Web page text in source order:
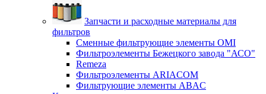
Запчасти и расходные материалы для
фильтров
Сменные фильтрующие элементы OMI
Фильтроэлементы Бежецкого завода "АСО"
Remeza
Фильтроэлементы ARIACOM
Фильтрующие элементы ABAC